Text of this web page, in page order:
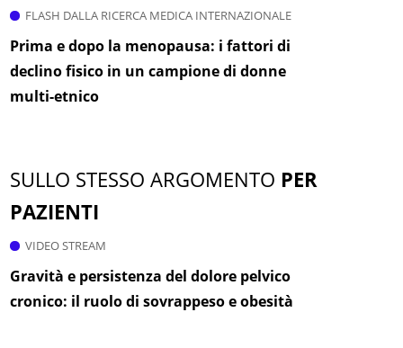
FLASH DALLA RICERCA MEDICA INTERNAZIONALE
Prima e dopo la menopausa: i fattori di
declino fisico in un campione di donne
multi-etnico
SULLO STESSO ARGOMENTO PER
PAZIENTI
VIDEO STREAM
Gravità e persistenza del dolore pelvico
cronico: il ruolo di sovrappeso e obesità